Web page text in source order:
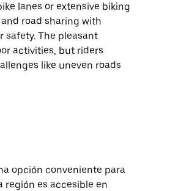
lanes or extensive biking
road sharing with
safety. The pleasant
activities, but riders
like uneven roads
opción conveniente para
región es accesible en